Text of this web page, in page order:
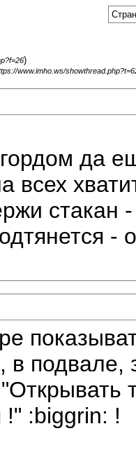
)
www.imho.ws/
да
всех
стакан
-
в
!" :biggrin: !